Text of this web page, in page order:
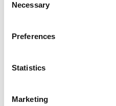
Selection
Necessary
Preferences
Statistics
Marketing